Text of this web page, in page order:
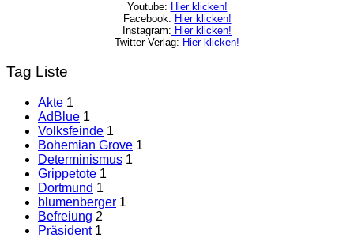
Youtube: Hier klicken!
Facebook: Hier klicken!
Instagram: Hier klicken!
Twitter Verlag: Hier klicken!
Tag Liste
Akte 1
AdBlue 1
Volksfeinde 1
Bohemian Grove 1
Determinismus 1
Grippetote 1
Dortmund 1
blumenberger 1
Befreiung 2
Präsident 1